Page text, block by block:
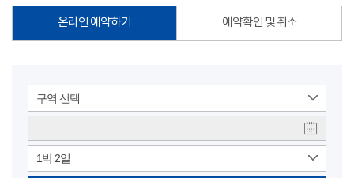
온라인 예약하기 예약확인 및 취소
구역 선택
1박 2일